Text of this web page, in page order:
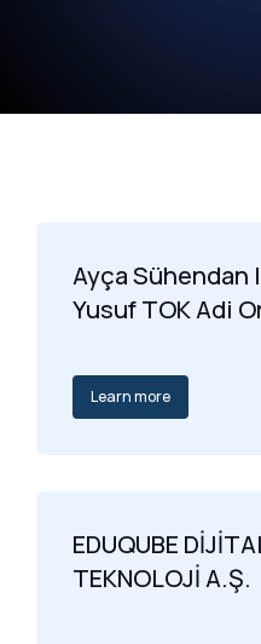
Ayça Sühendan
Yusuf TOK Adi
Learn more
EDUQUBE
TEKNOLOJİ A.Ş.